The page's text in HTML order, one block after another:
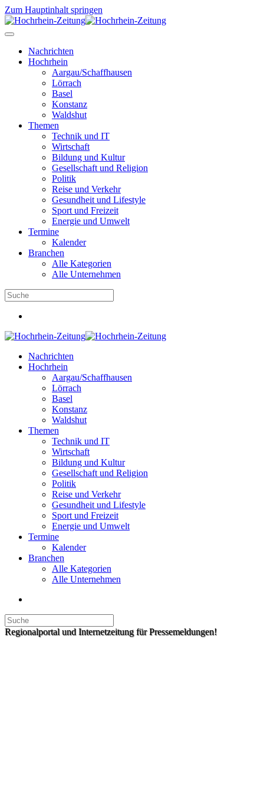
Zum Hauptinhalt springen
Nachrichten
Hochrhein
Aargau/Schaffhausen
Lörrach
Basel
Konstanz
Waldshut
Themen
Technik und IT
Wirtschaft
Bildung und Kultur
Gesellschaft und Religion
Politik
Reise und Verkehr
Gesundheit und Lifestyle
Sport und Freizeit
Energie und Umwelt
Termine
Kalender
Branchen
Alle Kategorien
Alle Unternehmen
Nachrichten
Hochrhein
Aargau/Schaffhausen
Lörrach
Basel
Konstanz
Waldshut
Themen
Technik und IT
Wirtschaft
Bildung und Kultur
Gesellschaft und Religion
Politik
Reise und Verkehr
Gesundheit und Lifestyle
Sport und Freizeit
Energie und Umwelt
Termine
Kalender
Branchen
Alle Kategorien
Alle Unternehmen
Regionalportal und Internetzeitung für Pressemeldungen!